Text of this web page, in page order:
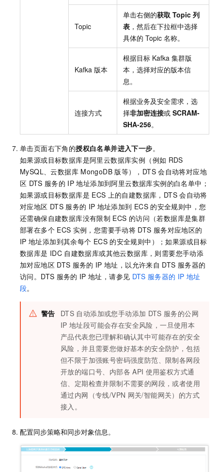
Topic
单击右侧的获取 Topic 列
表 ，然后在下拉框中选择
具体的 Topic 名称。
Kafka 版本
根据目标 Kafka 集群版
本，选择对应的版本信
息。
连接方式
根据业务及安全需求，选
择非加密连接或 SCRAM-
SHA-256。
单击页面右下角的授权白名单并进入下一步。
如果源或目标数据库是阿里云数据库实例（例如 RDS
MySQL 、云数据库 MongoDB 版等），DTS 会自动将对应地
区 DTS 服务的 IP 地址添加到阿里云数据库实例的白名单中；
如果源或目标数据库是 ECS 上的自建数据库，DTS 会自动将
对应地区 DTS 服务的 IP 地址添加到 ECS 的安全规则中，您
还需确保自建数据库没有限制 ECS 的访问（若数据库是集群
部署在多个 ECS 实例，您需要手动将 DTS 服务对应地区的
IP 地址添加到其余每个 ECS 的安全规则中）；如果源或目标
数据库是 IDC 自建数据库或其他云数据库，则需要您手动添
加对应地区 DTS 服务的 IP 地址，以允许来自 DTS 服务器的
访问。DTS 服务的 IP 地址，请参见 DTS 服务器的 IP 地址
段。
警告 DTS 自动添加或您手动添加 DTS 服务的公网
IP 地址段可能会存在安全风险，一旦使用本
产品代表您已理解和确认其中可能存在的安全
风险，并且需要您做好基本的安全防护，包括
但不限于加强账号密码强度防范、限制各网段
开放的端口号、内部各 API 使用鉴权方式通
信、定期检查并限制不需要的网段，或者使用
通过内网（专线/VPN 网关/智能网关）的方式
接入。
配置同步策略和同步对象信息。